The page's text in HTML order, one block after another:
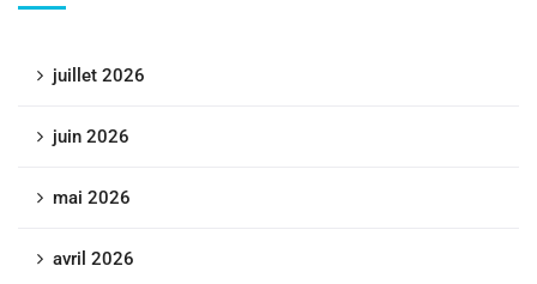
juillet 2026
juin 2026
mai 2026
avril 2026